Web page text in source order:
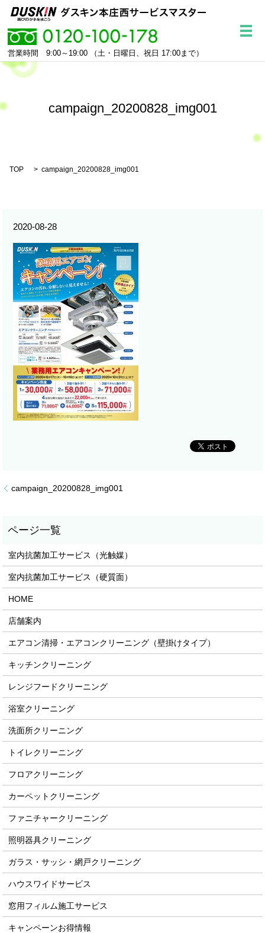
営業時間 9:00～19:00 （土・日曜日、祝日 17:00まで）
メ
campaign_20200828_img001
TOP campaign_20200828_img001
2020-08-28
campaign_20200828_img001
室内抗菌加工サービス（光触媒）
室内抗菌加工サービス（硬質面）
HOME
店舗案内
エアコン清掃・エアコンクリーニング（壁掛けタイプ）
キッチンクリーニング
レンジフードクリーニング
浴室クリーニング
洗面所クリーニング
トイレクリーニング
フロアクリーニング
カーペットクリーニング
ファニチャークリーニング
照明器具クリーニング
ガラス・サッシ・網戸クリーニング
ハウスワイドサービス
窓用フィルム施工サービス
キャンペーンお得情報